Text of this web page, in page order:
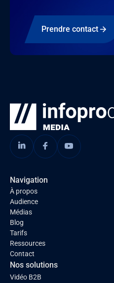
Prendre contact
Navigation
À propos
Audience
Médias
Blog
Tarifs
Ressources
Contact
Nos solutions
Vidéo B2B